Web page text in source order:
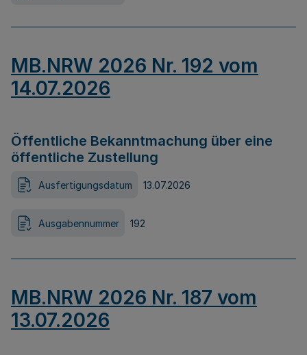
MB.NRW 2026 Nr. 192 vom
14.07.2026
Öffentliche Bekanntmachung über eine
öffentliche Zustellung
Ausfertigungsdatum 13.07.2026
Ausgabennummer 192
MB.NRW 2026 Nr. 187 vom
13.07.2026